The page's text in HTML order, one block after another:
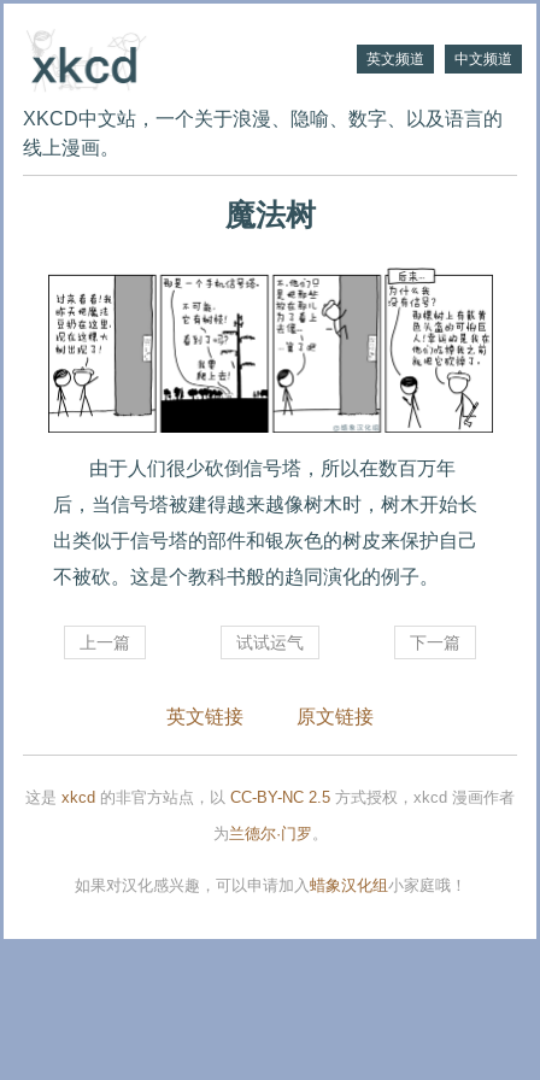
英文频道 中文频道
XKCD中文站，一个关于浪漫、隐喻、数字、以及语言的
线上漫画。
魔法树
由于人们很少砍倒信号塔，所以在数百万年
后，当信号塔被建得越来越像树木时，树木开始长
出类似于信号塔的部件和银灰色的树皮来保护自己
不被砍。这是个教科书般的趋同演化的例子。
上一篇 下一篇
试试运气
英文链接 原文链接
这是 xkcd 的非官方站点，以 CC-BY-NC 2.5 方式授权，xkcd 漫画作者
为兰德尔·门罗。
如果对汉化感兴趣，可以申请加入蜡象汉化组小家庭哦！